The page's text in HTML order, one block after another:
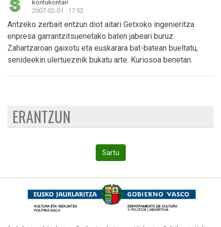
kontukontari
2007-02-01 : 17:52
Antzeko zerbait entzun diot aitari Getxoko ingenieritza
enpresa garrantzitsuenetako baten jabeari buruz.
Zahartzaroan gaixotu eta euskarara bat-batean bueltatu,
senideekin ulertuezinik bukatu arte. Kuriosoa benetan.
ERANTZUN
Sartu